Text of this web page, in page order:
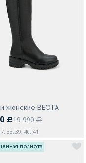
женские ВЕСТА
c19 990a
38, 39, 40, 41
полнота